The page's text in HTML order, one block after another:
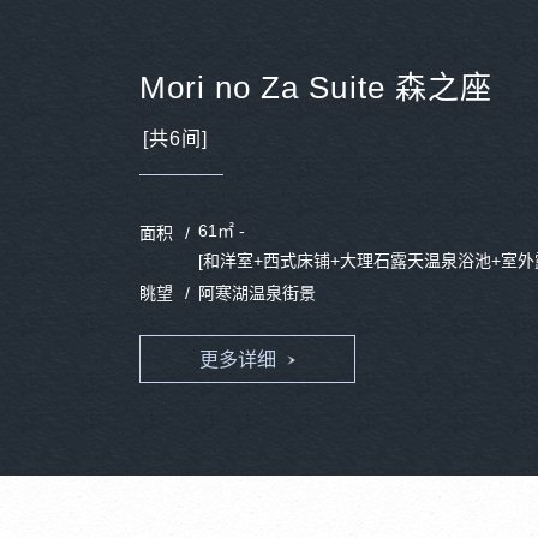
Mori no Za Suite 森之座
[共6间]
面积
61㎡ -
[和洋室+西式床铺+大理石露天温泉浴池+室
眺望
阿寒湖温泉街景
更多详细